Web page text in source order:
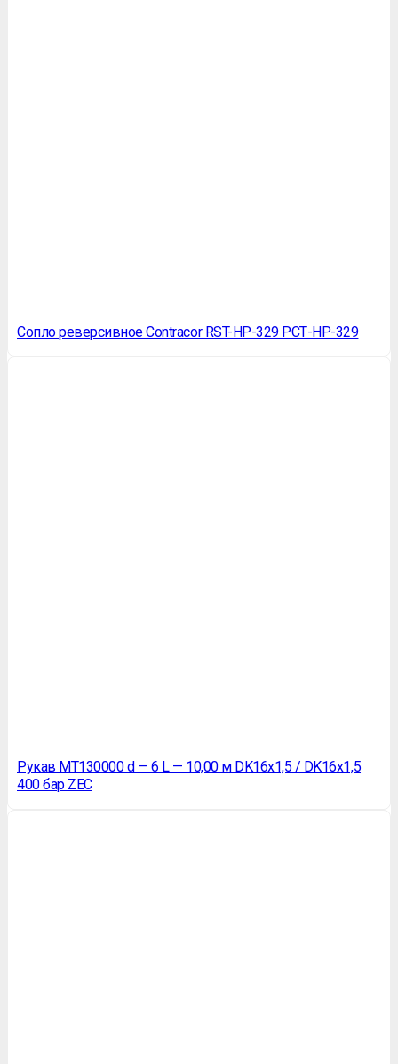
Сопло реверсивное Contracor RST-HP-329 РСТ-НР-329
Рукав МТ130000 d — 6 L — 10,00 м DK16х1,5 / DK16х1,5
400 бар ZEC